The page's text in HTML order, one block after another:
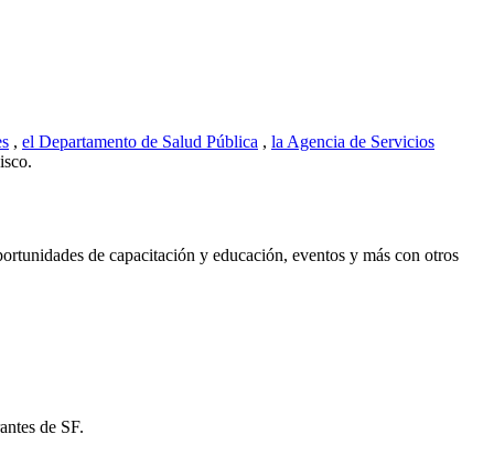
, el Departamento de Salud Pública , la Agencia de Servicios
de capacitación y educación, eventos y más con otros
de SF.